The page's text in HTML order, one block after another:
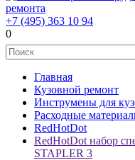
+7 (495) 363 10 94
0
Главная
Кузовной ремонт
Инструмены для
Расходные
RedHotDot
RedHotDot набор
STAPLER 3